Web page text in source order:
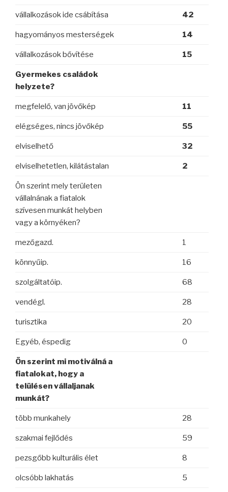
vállalkozások ide csábítása 42
hagyományos mesterségek 14
vállalkozások bővítése 15
Gyermekes családok
helyzete?
megfelelő, van jövőkép 11
elégséges, nincs jövőkép 55
elviselhető 32
elviselhetetlen, kilátástalan 2
Ön szerint mely területen
vállalnának a fiatalok
szívesen munkát helyben
vagy a környéken?
mezőgazd. 1
könnyűip. 16
szolgáltatóip. 68
vendégl. 28
turisztika 20
Egyéb, éspedig 0
Ön szerint mi motiválná a
fiatalokat, hogy a
telülésen vállaljanak
munkát?
több munkahely 28
szakmai fejlődés 59
pezsgőbb kulturális élet 8
olcsóbb lakhatás 5